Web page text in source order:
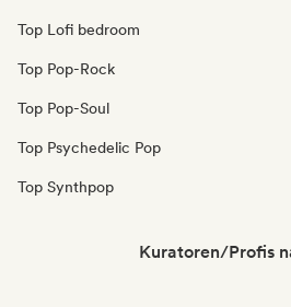
Top Lofi bedroom
Top Pop-Rock
Top Pop-Soul
Top Psychedelic Pop
Top Synthpop
Kuratoren/Profis